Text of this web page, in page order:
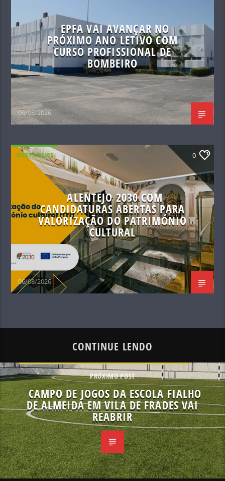
EPFA VAI AVANÇAR NO
PRÓXIMO ANO LETIVO COM
CURSO PROFISSIONAL DE
BOMBEIRO
06/08/2026
DESTAQUES 0
ALENTEJO 2030 COM
CANDIDATURAS ABERTAS PARA
VALORIZAÇÃO DO PATRIMÓNIO
CULTURAL
06/08/2026
CONTINUE LENDO
PRÓXIMO POST
CAMPO DE JOGOS DA ESCOLA FIALHO
DE ALMEIDA EM VILA DE FRADES VAI
REABRIR